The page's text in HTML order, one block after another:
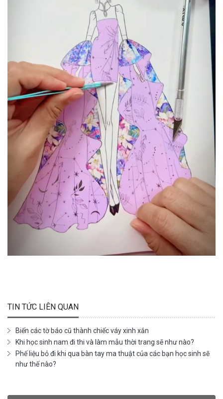
TIN TỨC LIÊN QUAN
Biến các tờ báo cũ thành chiếc váy xinh xắn
Khi học sinh nam đi thi và làm mẫu thời trang sẽ như nào?
Phế liệu bỏ đi khi qua bàn tay ma thuật của các bạn học sinh sẽ
như thế nào?